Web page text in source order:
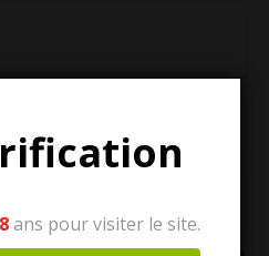
ans pour visiter le site.